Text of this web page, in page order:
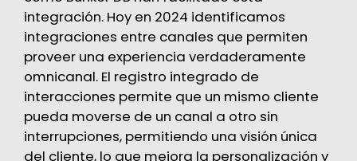
integración. Hoy en 2024 identificamos
integraciones entre canales que permiten
proveer una experiencia verdaderamente
omnicanal. El registro integrado de
interacciones permite que un mismo cliente
pueda moverse de un canal a otro sin
interrupciones, permitiendo una visión única
del cliente, lo que mejora la personalización y